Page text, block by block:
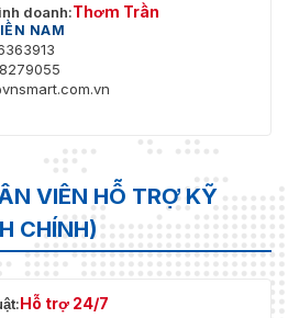
doanh:Thơm Trần
NAM
VIÊN HỖ TRỢ KỸ
CHÍNH)
Hỗ trợ 24/7